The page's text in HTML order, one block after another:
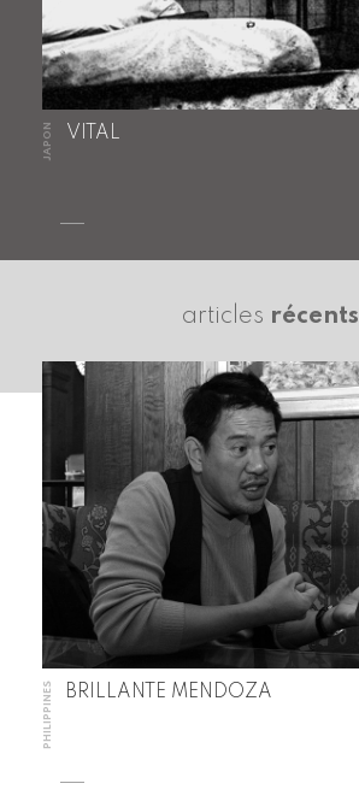
JAPON VITAL
articles récents
PHILIPPINES BRILLANTE MENDOZA